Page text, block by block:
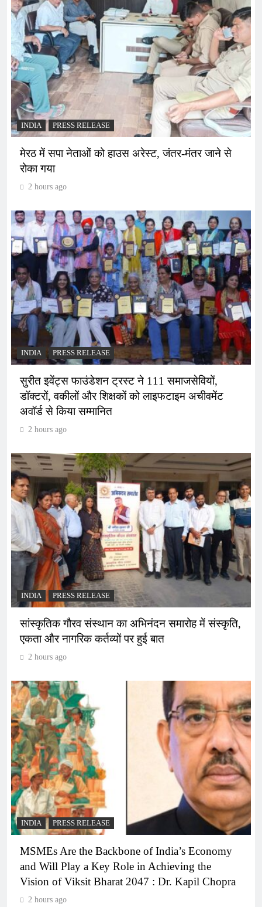
INDIA PRESS RELEASE
मेरठ में सपा नेताओं को हाउस अरेस्ट, जंतर-मंतर जाने से
रोका गया
2 hours ago
INDIA PRESS RELEASE
सुरीत इवेंट्स फाउंडेशन ट्रस्ट ने 111 समाजसेवियों,
डॉक्टरों, वकीलों और शिक्षकों को लाइफटाइम अचीवमेंट
अवॉर्ड से किया सम्मानित
2 hours ago
INDIA PRESS RELEASE
सांस्कृतिक गौरव संस्थान का अभिनंदन समारोह में संस्कृति,
एकता और नागरिक कर्तव्यों पर हुई बात
2 hours ago
INDIA PRESS RELEASE
MSMEs Are the Backbone of India’s Economy
and Will Play a Key Role in Achieving the
Vision of Viksit Bharat 2047 : Dr. Kapil Chopra
2 hours ago